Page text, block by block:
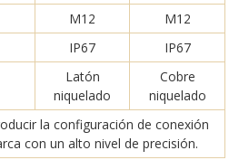
M12
M12
IP67 IP67
Latón
niquelado
Cobre
niquelado
la configuración de conexión
con un alto nivel de precisión.